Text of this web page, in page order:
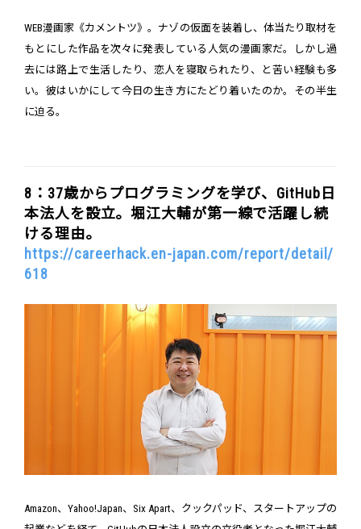
WEB漫画家《カメントツ》。ナゾの仮面を装着し、体当たり取材を
もとにした作品を次々に発表している人気の漫画家だ。しかし過
去には路上で生活したり、恋人を寝取られたり、と苦い経験も多
い。彼はいかにして今日の生き方にたどり着いたのか。その半生
に迫る。
8：37歳からプログラミングを学び、GitHub日
本法人を設立。堀江大輔が第一線で活躍し続
ける理由。
https://careerhack.en-japan.com/report/detail/
618
Amazon、Yahoo!Japan、Six Apart、クックパッド、スタートアップの